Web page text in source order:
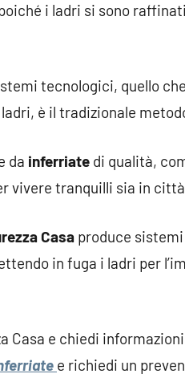
i ladri si sono
tecnologici, quello
è il tradizionale
da inferriate di qualità,
vivere tranquilli sia in
Casa produce
in fuga i ladri per
Casa e chiedi
e richiedi un